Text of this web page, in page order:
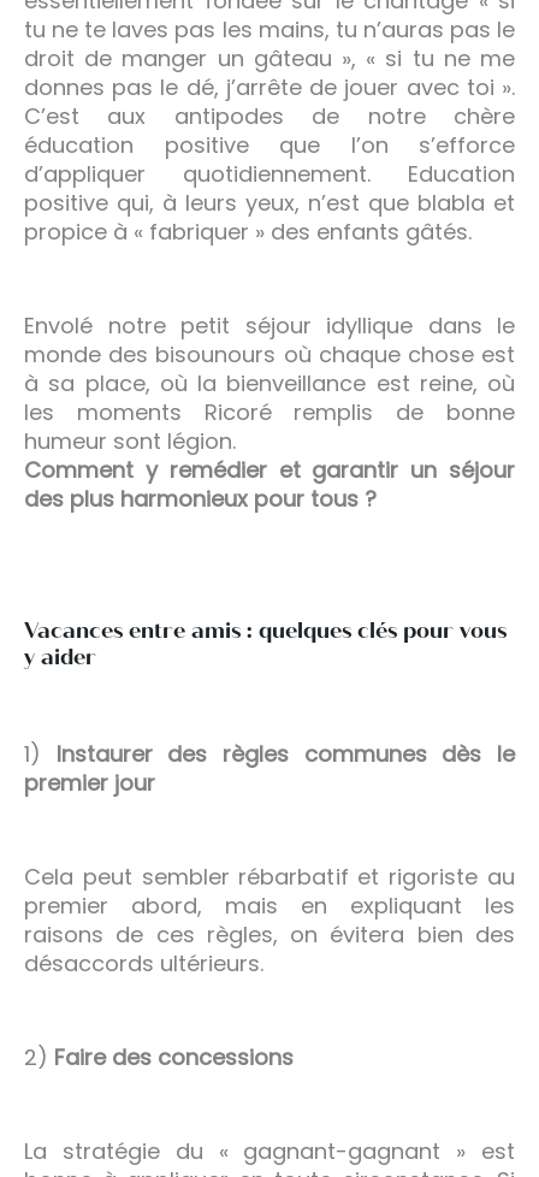
tu ne te laves pas les mains, tu n’auras pas le
droit de manger un gâteau », « si tu ne me
donnes pas le dé, j’arrête de jouer avec toi ».
C’est aux antipodes de notre chère
éducation positive que l’on s’efforce
d’appliquer quotidiennement. Education
positive qui, à leurs yeux, n’est que blabla et
propice à « fabriquer » des enfants gâtés.
Envolé notre petit séjour idyllique dans le
monde des bisounours où chaque chose est
à sa place, où la bienveillance est reine, où
les moments Ricoré remplis de bonne
humeur sont légion.
Comment y remédier et garantir un séjour
des plus harmonieux pour tous ?
Vacances entre amis : quelques clés pour vous
y aider
1) Instaurer des règles communes dès le
premier jour
Cela peut sembler rébarbatif et rigoriste au
premier abord, mais en expliquant les
raisons de ces règles, on évitera bien des
désaccords ultérieurs.
2) Faire des concessions
La stratégie du « gagnant-gagnant » est